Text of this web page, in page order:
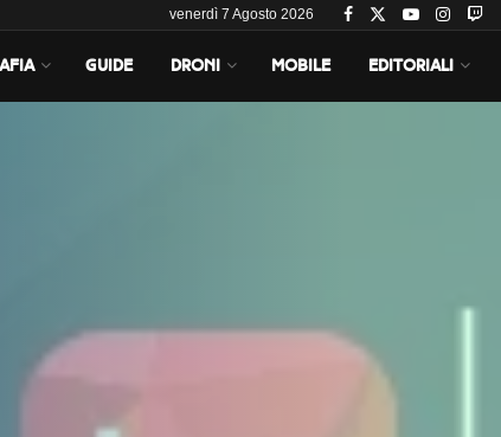
venerdì 7 Agosto 2026
GUIDE DRONI MOBILE EDITORIALI